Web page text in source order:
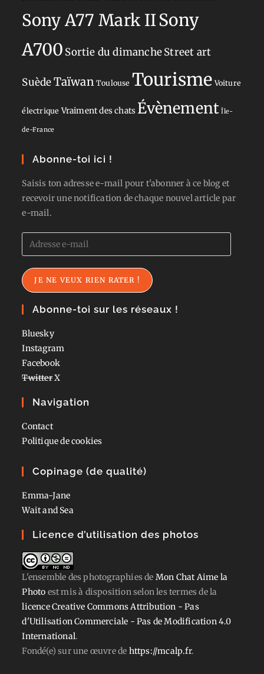
Sony A77 Mark IISony
A700 Sortie du dimancheStreet art
SuèdeTaïwan Toulouse Tourisme Voiture
électrique Vraiment des chats Évènement Île-
de-France
Abonne-toi ici !
Saisis ton adresse e-mail pour t'abonner à ce blog et
recevoir une notification de chaque nouvel article par
e-mail.
Adresse
e-
mail
JE NE VEUX RIEN RATER !
Abonne-toi sur les réseaux !
Bluesky
Instagram
Facebook
TwitterX
Navigation
Contact
Politique de cookies
Copinage (de qualité)
Emma-Jane
Wait and Sea
Licence d’utilisation des photos
L'ensemble des photographiesde Mon Chat Aime la
Photo est mis à disposition selon les termes de la
licence Creative Commons Attribution - Pas
d'Utilisation Commerciale - Pas de Modification 4.0
International.
Fondé(e) sur une œuvre de https://mcalp.fr.